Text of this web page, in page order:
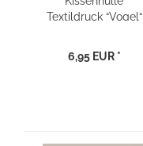
Textildruck “Vogel“
6,95 EUR *